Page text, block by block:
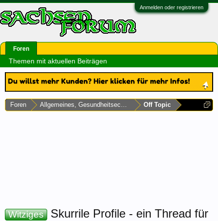
Anmelden oder registrieren
Foren Allgemeines, Gesundheitsecke & Umfragen
Off Topic
Witziges
Skurrile Profile - ein Thread für
Foren
Themen mit aktuellen Beiträgen